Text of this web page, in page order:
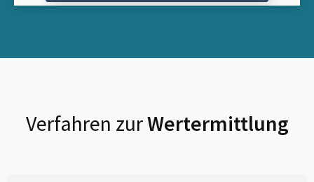
Verfahren zurWertermittlung